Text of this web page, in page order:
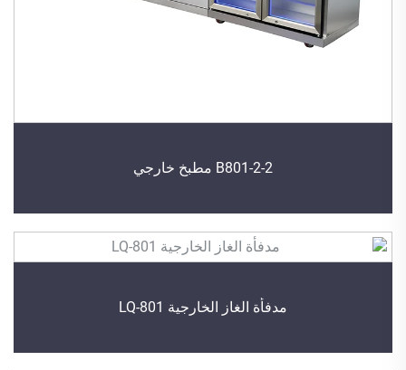
B801-2-2 مطبخ خارجي
مدفأة الغاز الخارجية LQ-801